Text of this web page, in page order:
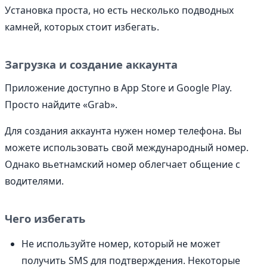
Установка проста, но есть несколько подводных
камней, которых стоит избегать.
Загрузка и создание аккаунта
Приложение доступно в App Store и Google Play.
Просто найдите «Grab».
Для создания аккаунта нужен номер телефона. Вы
можете использовать свой международный номер.
Однако вьетнамский номер облегчает общение с
водителями.
Чего избегать
Не используйте номер, который не может
получить SMS для подтверждения. Некоторые